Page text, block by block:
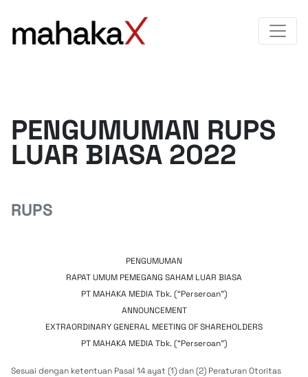
PENGUMUMAN RUPS
LUAR BIASA 2022
RUPS
PENGUMUMAN
RAPAT UMUM PEMEGANG SAHAM LUAR BIASA
PT MAHAKA MEDIA Tbk. (“Perseroan”)
ANNOUNCEMENT
EXTRAORDINARY GENERAL MEETING OF SHAREHOLDERS
PT MAHAKA MEDIA Tbk. (“Perseroan”)
Sesuai dengan ketentuan Pasal 14 ayat (1) dan (2) Peraturan Otoritas